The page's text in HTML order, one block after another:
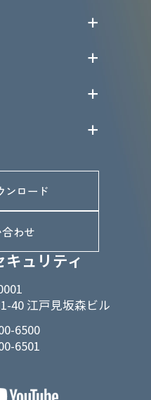
キュリティ
40 江戸見坂森ビル
6500
6501
一覧
リティ
ンロード
わせ